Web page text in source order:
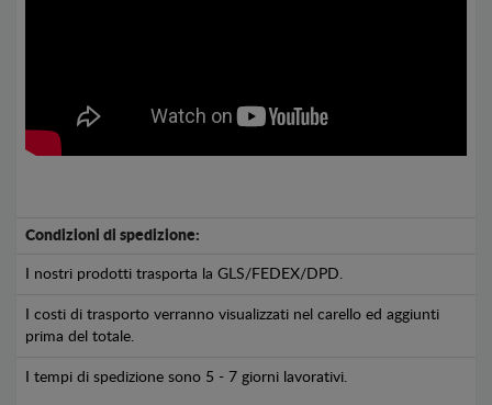
Condizioni di spedizione:
I nostri prodotti trasporta la GLS/FEDEX/DPD.
I costi di trasporto verranno visualizzati nel carello ed aggiunti
prima del totale.
I tempi di spedizione sono 5 - 7 giorni lavorativi.